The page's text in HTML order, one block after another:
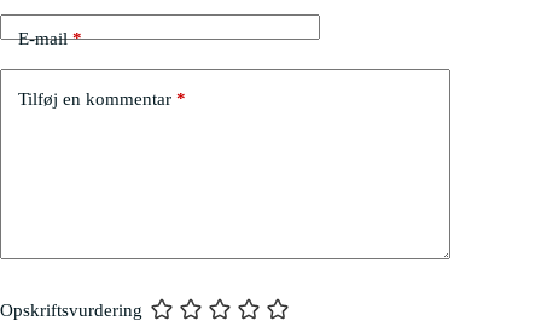
E-mail*
Tilføj en kommentar *
Opskriftsvurdering